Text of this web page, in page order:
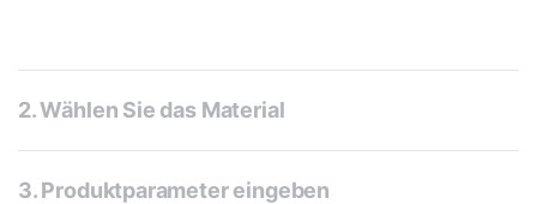
2. Wählen Sie das Material
3. Produktparameter eingeben